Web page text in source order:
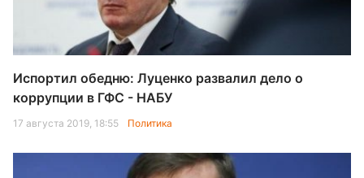
Испортил обедню: Луценко развалил дело о
коррупции в ГФС - НАБУ
17 августа 2019, 18:55 Политика